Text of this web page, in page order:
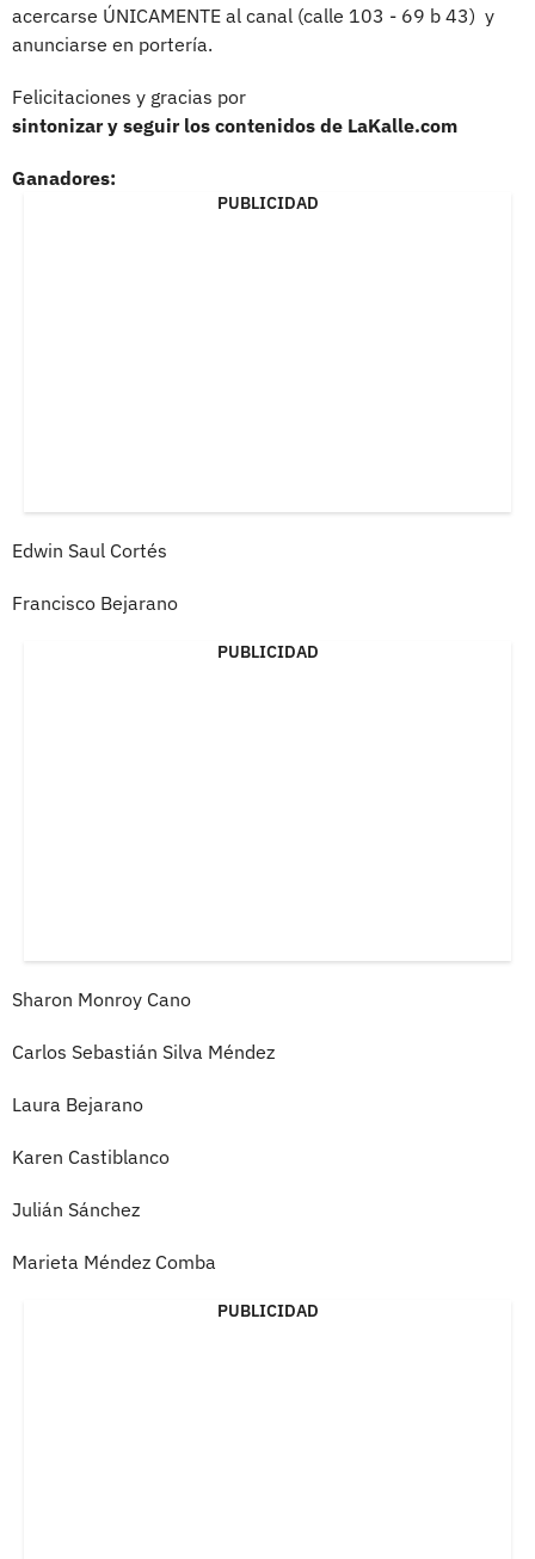
acercarse ÚNICAMENTE al canal (calle 103 - 69 b 43) y
anunciarse en portería.
Felicitaciones y gracias por
sintonizar y seguir los contenidos de LaKalle.com
Ganadores:
PUBLICIDAD
Edwin Saul Cortés
Francisco Bejarano
PUBLICIDAD
Sharon Monroy Cano
Carlos Sebastián Silva Méndez
Laura Bejarano
Karen Castiblanco
Julián Sánchez
Marieta Méndez Comba
PUBLICIDAD